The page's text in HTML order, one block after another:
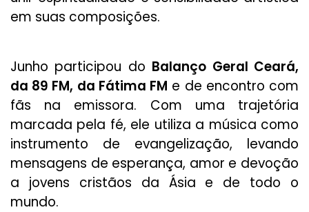
em suas composições.
Junho participou do Balanço Geral Ceará,
da 89 FM, da Fátima FM e de encontro com
fãs na emissora. Com uma trajetória
marcada pela fé, ele utiliza a música como
instrumento de evangelização, levando
mensagens de esperança, amor e devoção
a jovens cristãos da Ásia e de todo o
mundo.